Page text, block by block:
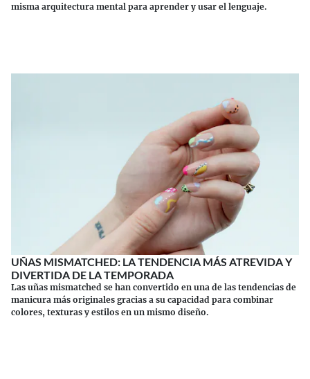
misma arquitectura mental para aprender y usar el lenguaje.
UÑAS MISMATCHED: LA TENDENCIA MÁS ATREVIDA Y
DIVERTIDA DE LA TEMPORADA
Las uñas mismatched se han convertido en una de las tendencias de
manicura más originales gracias a su capacidad para combinar
colores, texturas y estilos en un mismo diseño.